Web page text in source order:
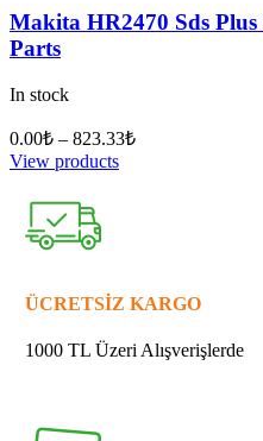
Makita HR2470 Sds
Parts
In stock
0.00₺ – 823.33₺
View products
ÜCRETSİZ KARGO
1000 TL Üzeri Alışverişlerde